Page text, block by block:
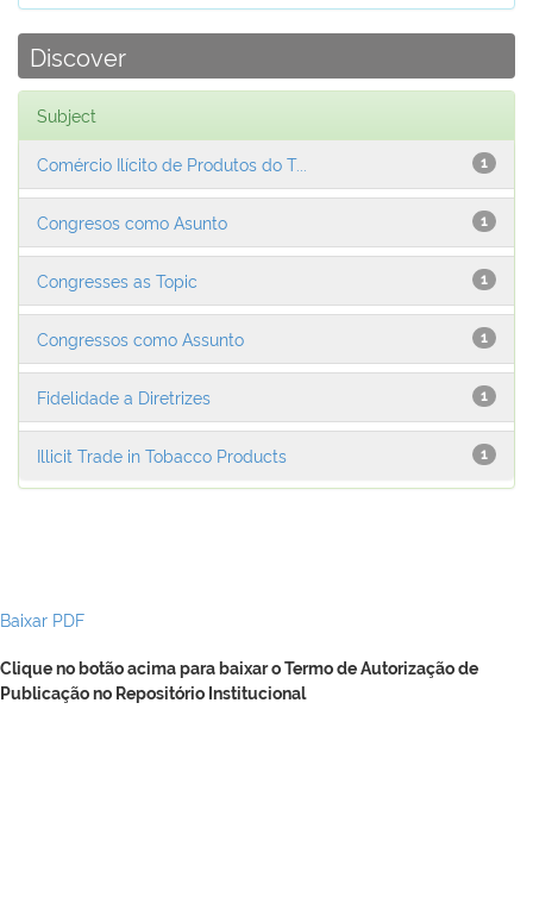
Discover
Subject
1
Comércio Ilícito de Produtos do T...
1
Congresos como Asunto
1
Congresses as Topic
1
Congressos como Assunto
1
Fidelidade a Diretrizes
1
Illicit Trade in Tobacco Products
Baixar PDF
Clique no botão acima para baixar o Termo de Autorização de
Publicação no Repositório Institucional